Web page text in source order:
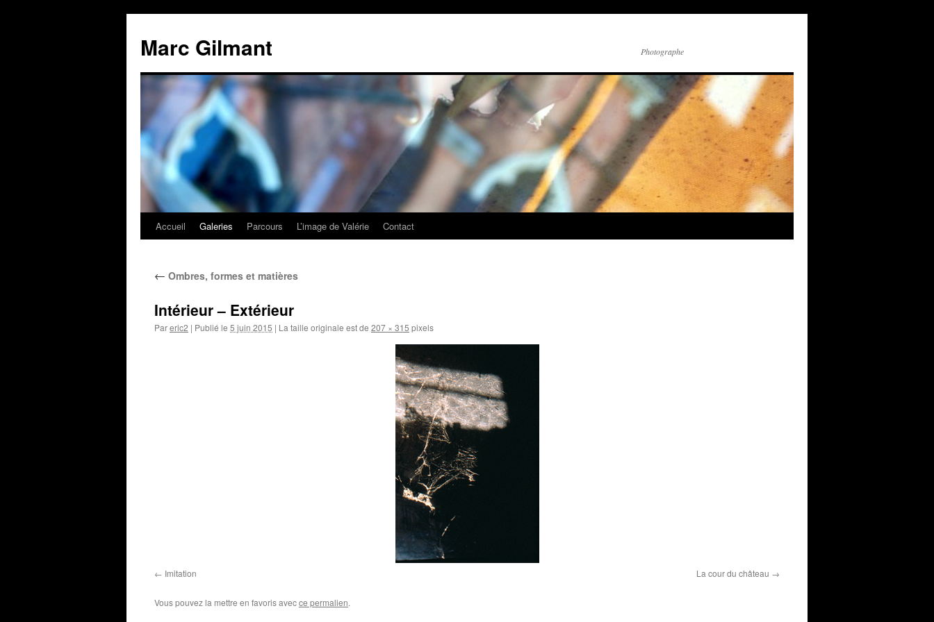
Marc Gilmant Photographe
Accueil Galeries Parcours L’image de Valérie Contact
← Ombres, formes et matières
Intérieur – Extérieur
Pareric2 | Publié le 5 juin 2015 | La taille originale est de 207 × 315 pixels
Imitation La cour du château
Vous pouvez la mettre en favoris avecce permalien.